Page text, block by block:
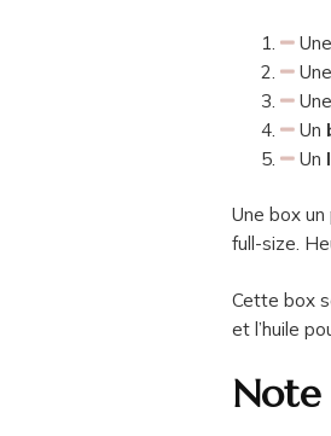
Une
Une
Une
Un
Un
Une box
full-size.
Cette box
et l’huile
Note